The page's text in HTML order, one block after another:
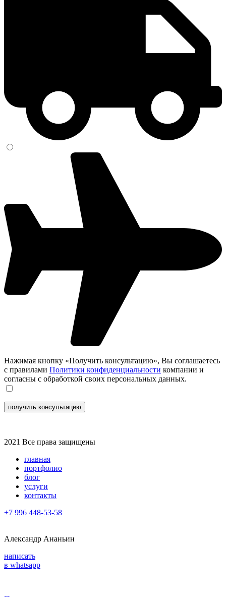
Нажимая кнопку «Получить консультацию», Вы соглашаетесь
c правилами Политики конфиденциальности компании и
согласны с обработкой своих персональных данных.
2021 Все права защищены
главная
портфолио
блог
услуги
контакты
+7 996 448-53-58
Александр Ананьин
написать
в whatsapp